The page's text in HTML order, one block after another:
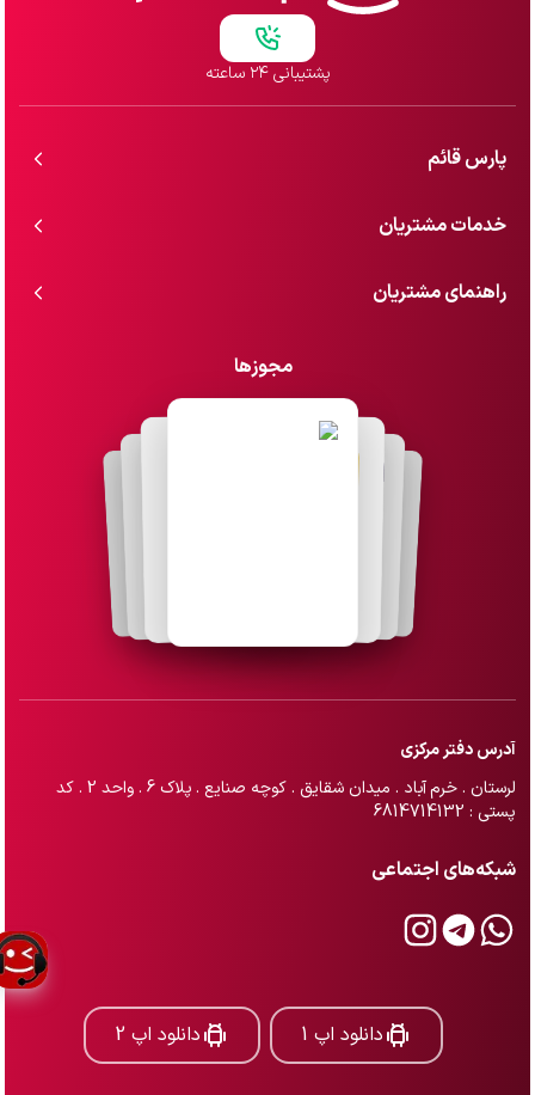
پشتیبانی ۲۴ ساعته
پارس قائم
خدمات مشتریان
راهنمای مشتریان
مجوزها
آدرس دفتر مرکزی
لرستان . خرم آباد . میدان شقایق . کوچه صنایع . پلاک 6 . واحد 2 . کد
پستی : 6814714132
شبکه‌های اجتماعی
دانلود اپ 1 دانلود اپ 2